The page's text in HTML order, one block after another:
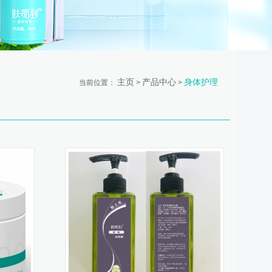
当前位置： 主页 > 产品中心 > 身体护理